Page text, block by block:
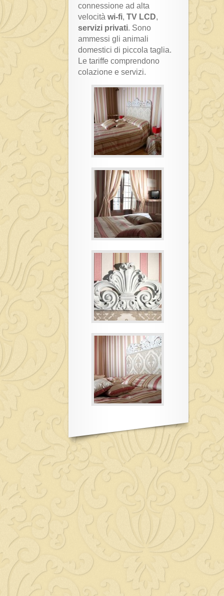
connessione ad alta
velocitàwi-fi,TV LCD,
servizi privati. Sono
ammessi gli animali
domestici di piccola taglia.
Le tariffe comprendono
colazione e servizi.